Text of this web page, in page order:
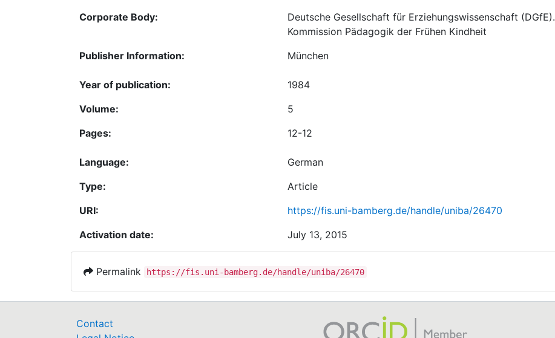
Corporate Body:
Deutsche Gesellschaft für Erziehungswissenschaft (DGfE).
Kommission Pädagogik der Frühen Kindheit
Publisher Information:
München
Year of publication:
1984
Volume:
5
Pages:
12-12
Language:
German
Type:
Article
URI:
https://fis.uni-bamberg.de/handle/uniba/26470
Activation date:
July 13, 2015
Permalink https://fis.uni-bamberg.de/handle/uniba/26470
Contact